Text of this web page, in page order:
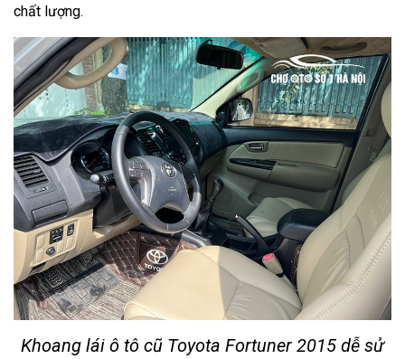
chất lượng.
Khoang lái ô tô cũ Toyota Fortuner 2015 dễ sử